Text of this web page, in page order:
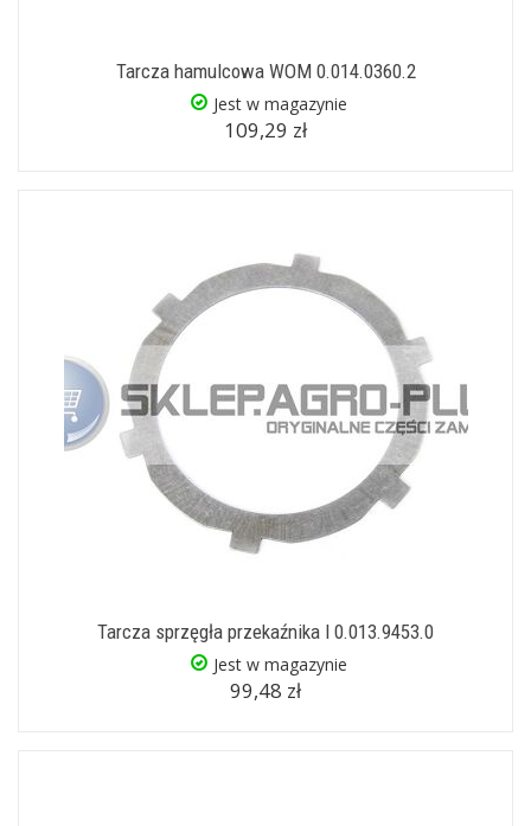
Tarcza hamulcowa WOM 0.014.0360.2
Jest w magazynie
109,29 zł
Tarcza sprzęgła przekaźnika I 0.013.9453.0
Jest w magazynie
99,48 zł